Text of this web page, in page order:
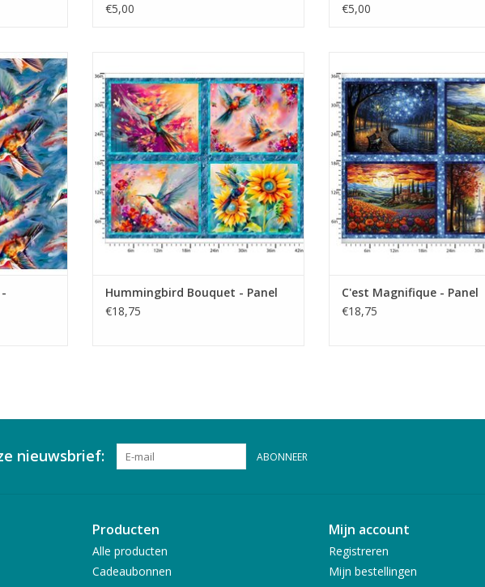
€5,00
€5,00
TOEVOEGEN AAN WINKELWAGEN
Hummingbird Bouquet - Panel
€18,75
van Franze landschappen
TOEVOEGEN AAN
C'est Magnifique - Panel
€18,75
nieuwsbrief: ABONNEER
Producten
Alle producten
Cadeaubonnen
Mijn account
Registreren
Mijn bestellingen